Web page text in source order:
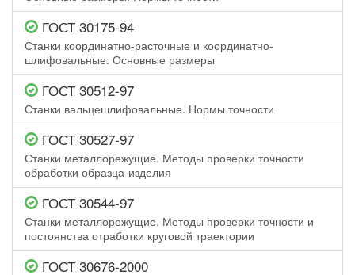
ГОСТ 30175-94
Станки координатно-расточные и координатно-
шлифовальные. Основные размеры
ГОСТ 30512-97
Станки вальцешлифовальные. Нормы точности
ГОСТ 30527-97
Станки металлорежущие. Методы проверки точности
обработки образца-изделия
ГОСТ 30544-97
Станки металлорежущие. Методы проверки точности и
постоянства отработки круговой траектории
ГОСТ 30676-2000